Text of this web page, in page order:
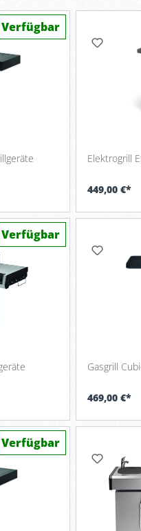
Verfügbar
Elektrogrill
449,00 €*
Verfügbar
Gasgrill
469,00 €*
Verfügbar